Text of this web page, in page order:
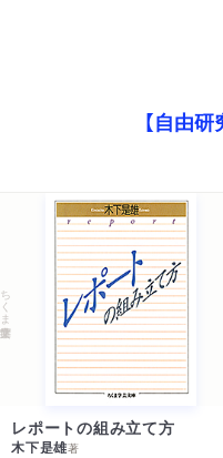
【自由
ちくま学芸文庫
レポートの組み立て方
木下是雄著